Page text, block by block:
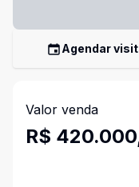
Agendar
Valor venda
R$